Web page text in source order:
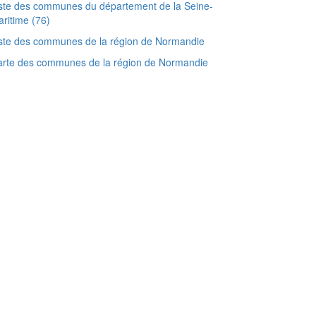
des communes du département de la Seine-
(76)
des communes de la région de Normandie
des communes de la région de Normandie